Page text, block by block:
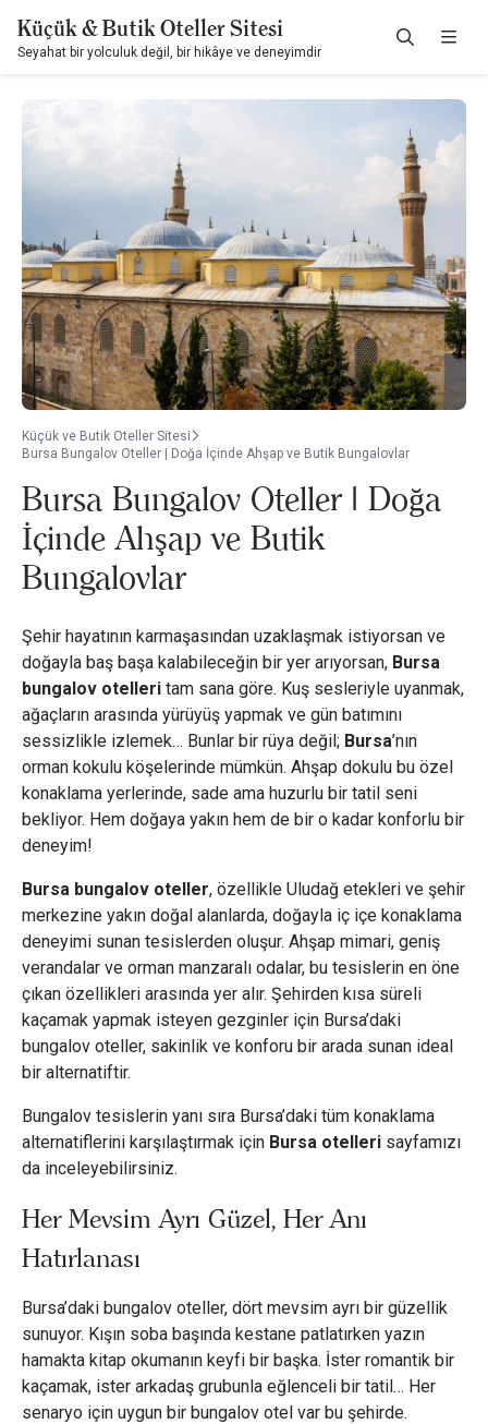
Küçük & Butik Oteller Sitesi
Seyahat bir yolculuk değil, bir hikâye ve deneyimdir
Küçük ve Butik Oteller Sitesi
Bursa Bungalov Oteller | Doğa İçinde Ahşap ve Butik Bungalovlar
Bursa Bungalov Oteller | Doğa
İçinde Ahşap ve Butik
Bungalovlar
Şehir hayatının karmaşasından uzaklaşmak istiyorsan ve
doğayla baş başa kalabileceğin bir yer arıyorsan, Bursa
bungalov otelleri tam sana göre. Kuş sesleriyle uyanmak,
ağaçların arasında yürüyüş yapmak ve gün batımını
sessizlikle izlemek… Bunlar bir rüya değil; Bursa’nın
orman kokulu köşelerinde mümkün. Ahşap dokulu bu özel
konaklama yerlerinde, sade ama huzurlu bir tatil seni
bekliyor. Hem doğaya yakın hem de bir o kadar konforlu bir
deneyim!
Bursa bungalov oteller, özellikle Uludağ etekleri ve şehir
merkezine yakın doğal alanlarda, doğayla iç içe konaklama
deneyimi sunan tesislerden oluşur. Ahşap mimari, geniş
verandalar ve orman manzaralı odalar, bu tesislerin en öne
çıkan özellikleri arasında yer alır. Şehirden kısa süreli
kaçamak yapmak isteyen gezginler için Bursa’daki
bungalov oteller, sakinlik ve konforu bir arada sunan ideal
bir alternatiftir.
Bungalov tesislerin yanı sıra Bursa’daki tüm konaklama
alternatiflerini karşılaştırmak için Bursa otelleri sayfamızı
da inceleyebilirsiniz.
Her Mevsim Ayrı Güzel, Her Anı
Hatırlanası
Bursa’daki bungalov oteller, dört mevsim ayrı bir güzellik
sunuyor. Kışın soba başında kestane patlatırken yazın
hamakta kitap okumanın keyfi bir başka. İster romantik bir
kaçamak, ister arkadaş grubunla eğlenceli bir tatil… Her
senaryo için uygun bir bungalov otel var bu şehirde.